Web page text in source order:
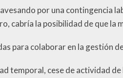
por una contingencia
cabría la posibilidad de que la
para colaborar en la gestión
temporal, cese de actividad